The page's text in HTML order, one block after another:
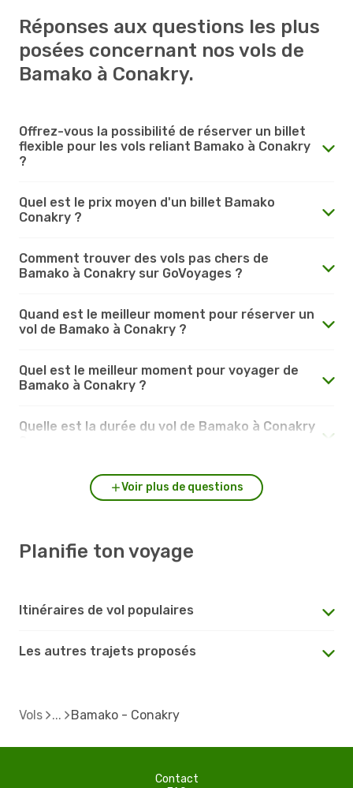
Réponses aux questions les plus
posées concernant nos vols de
Bamako à Conakry.
Offrez-vous la possibilité de réserver un billet
flexible pour les vols reliant Bamako à Conakry
?
Quel est le prix moyen d'un billet Bamako
Conakry ?
Comment trouver des vols pas chers de
Bamako à Conakry sur GoVoyages ?
Quand est le meilleur moment pour réserver un
vol de Bamako à Conakry ?
Quel est le meilleur moment pour voyager de
Bamako à Conakry ?
Quelle est la durée du vol de Bamako à Conakry
Voir plus de questions
Planifie ton voyage
Itinéraires de vol populaires
Les autres trajets proposés
Vols Bamako - Conakry
Contact